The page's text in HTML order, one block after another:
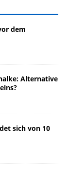
dem
Alternative
sich von 10